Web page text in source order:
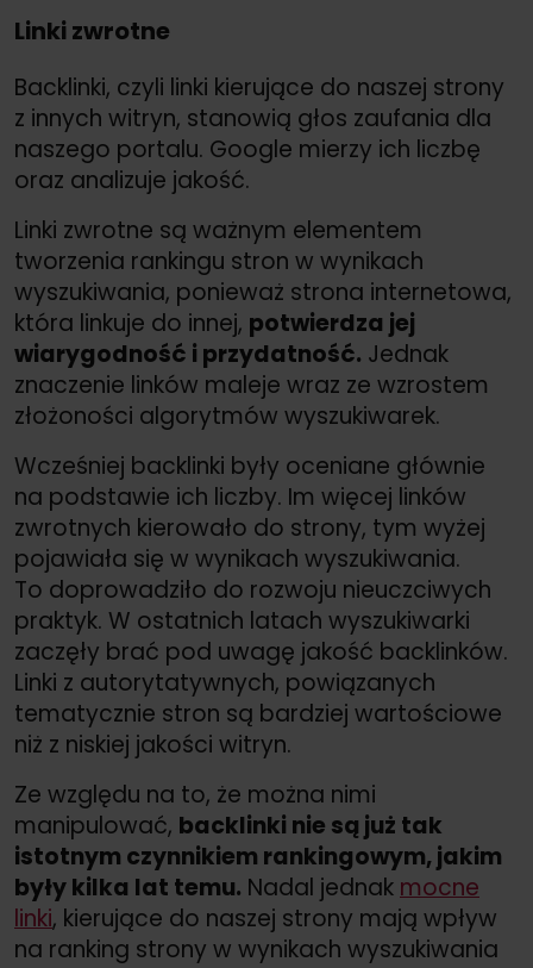
Linki zwrotne
Backlinki, czyli linki kierujące do naszej strony
z innych witryn, stanowią głos zaufania dla
naszego portalu. Google mierzy ich liczbę
oraz analizuje jakość.
Linki zwrotne są ważnym elementem
tworzenia rankingu stron w wynikach
wyszukiwania, ponieważ strona internetowa,
która linkuje do innej, potwierdza jej
wiarygodność i przydatność. Jednak
znaczenie linków maleje wraz ze wzrostem
złożoności algorytmów wyszukiwarek.
Wcześniej backlinki były oceniane głównie
na podstawie ich liczby. Im więcej linków
zwrotnych kierowało do strony, tym wyżej
pojawiała się w wynikach wyszukiwania.
To doprowadziło do rozwoju nieuczciwych
praktyk. W ostatnich latach wyszukiwarki
zaczęły brać pod uwagę jakość backlinków.
Linki z autorytatywnych, powiązanych
tematycznie stron są bardziej wartościowe
niż z niskiej jakości witryn.
Ze względu na to, że można nimi
manipulować, backlinki nie są już tak
istotnym czynnikiem rankingowym, jakim
były kilka lat temu. Nadal jednakmocne
linki, kierujące do naszej strony mają wpływ
na ranking strony w wynikach wyszukiwania